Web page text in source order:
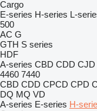
Cargo
E-series H-series L-
500
AC G
GTH S series
HDF
A-series CBD CDD CJD
4460 7440
CBD CDD CPCD CPD
DQ MQ VD
A-series E-series H-